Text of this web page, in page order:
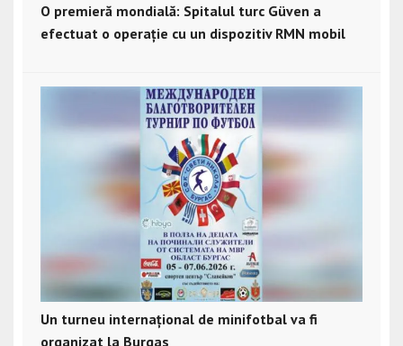
O premieră mondială: Spitalul turc Güven a
efectuat o operație cu un dispozitiv RMN mobil
Un turneu internațional de minifotbal va fi
organizat la Burgas